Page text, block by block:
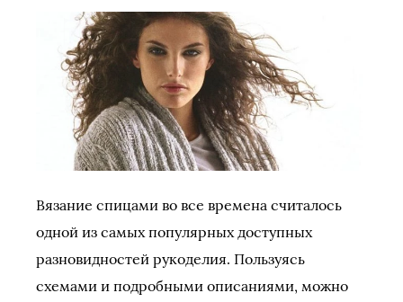
Вязание спицами во все времена считалось
одной из самых популярных доступных
разновидностей рукоделия. Пользуясь
схемами и подробными описаниями, можно